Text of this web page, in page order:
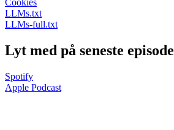
Cookies
LLMs.txt
LLMs-full.txt
Lyt med på seneste episode
Spotify
Apple Podcast